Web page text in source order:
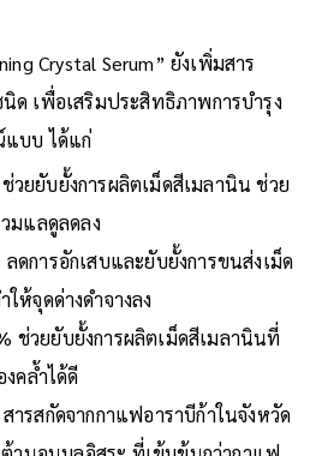
Crystal Serum” ยังเพิ่มสาร
ด เพื่อเสริมประสิทธิภาพการบำรุง
แบบ ได้แก่
วยยับยั้งการผลิตเม็ดสีเมลานิน ช่วย
มแลดูลดลง
ลดการอักเสบและยับยั้งการขนส่งเม็ด
ห้จุดด่างดำจางลง
ช่วยยับยั้งการผลิตเม็ดสีเมลานินที่
คล้ำได้ดี
ารสกัดจากกาแฟอาราบีก้าในจังหวัด